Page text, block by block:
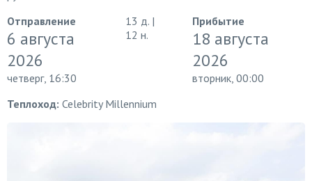
Отправление
6 августа
2026
четверг, 16:30
13 д. |
12 н.
Прибытие
18 августа
2026
вторник, 00:00
Теплоход: Celebrity Millennium